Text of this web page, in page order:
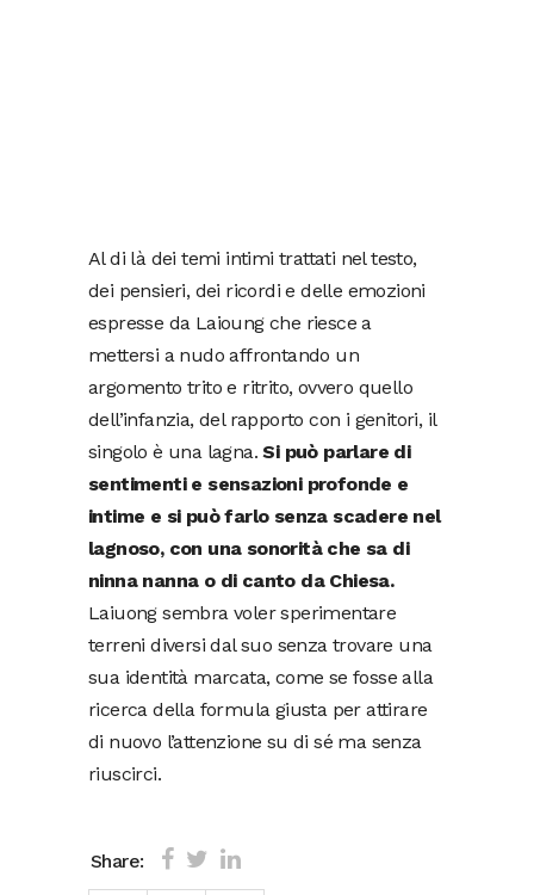
Al di là dei temi intimi trattati nel testo,
dei pensieri, dei ricordi e delle emozioni
espresse da Laioung che riesce a
mettersi a nudo affrontando un
argomento trito e ritrito, ovvero quello
dell’infanzia, del rapporto con i genitori, il
singolo è una lagna.Si può parlare di
sentimenti e sensazioni profonde e
intime e si può farlo senza scadere nel
lagnoso, con una sonorità che sa di
ninna nanna o di canto da Chiesa.
Laiuong sembra voler sperimentare
terreni diversi dal suo senza trovare una
sua identità marcata, come se fosse alla
ricerca della formula giusta per attirare
di nuovo l’attenzione su di sé ma senza
riuscirci.
Share: